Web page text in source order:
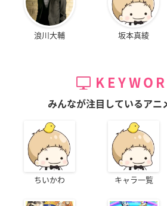
浪川大輔 坂本真綾
みんなが注目しているアニ
ちいかわ キャラ一覧